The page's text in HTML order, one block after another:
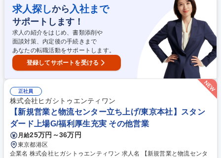
管理■KPI設計および指標運用の仕組み構築・統制■標準（原理原則・作
業・管理）の整備・再構築推進■生産技術標準・共通作業基準の制定・管
理■人材育成計画の立案およびスキルレベル向上施策の推進 募集職種 【神
戸】モノづくり戦略企画(生産改革・KPI統制)★会社全体の生産計画を描
く！
求人探しから 入社まで
サポートします！
求人の紹介をはじめ、書類添削や
面談対策、内定後の手続きまで
あなたの転職活動をサポートします。
登録してサポートを受ける
正社員
株式会社ヒガシトゥエンティワン
【新規営業と物流センター立ち上げ/東京本社】スタン
ダード上場G/福利厚生充実 その他営業
月給25万円～36万円
東京都港区
企業名 株式会社ヒガシトゥエンティワン 求人名 【新規営業と物流センタ